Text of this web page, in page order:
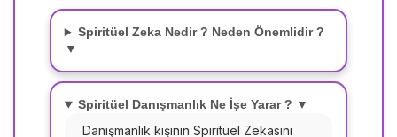
Spiritüel Zeka Nedir ? Neden Önemlidir ?
▼
Spiritüel Danışmanlık Ne İşe Yarar ? ▼
Danışmanlık kişinin Spiritüel Zekasını